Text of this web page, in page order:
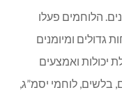
הלוחמים פעלו
גדולים ומיומנים
יכולות ואמצעים
בלשים, לוחמי יסמ”ג,